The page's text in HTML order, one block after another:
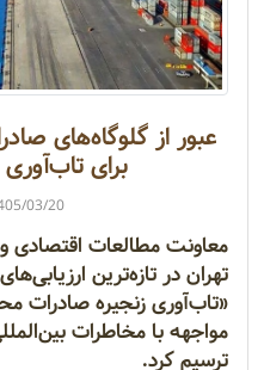
عبور از گلوگاه‌های
برای
03/20
معاونت مطالعات اقتصادی و
تهران در تازه‌ترین
«تاب‌آوری زنجیره صادرات
مواجهه با مخاطرات
ترسیم کرد.